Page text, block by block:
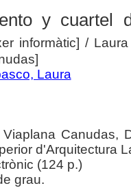
y cuartel
informàtic]/
Laura
Canudas,
d'Arquitectura
(124 p.)
grau.